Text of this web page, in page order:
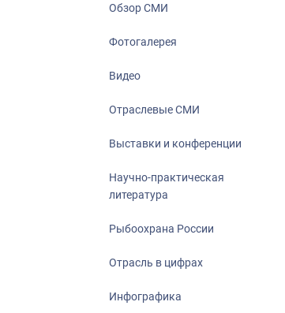
Обзор СМИ
Фотогалерея
Видео
Отраслевые СМИ
Выставки и конференции
Научно-практическая
литература
Рыбоохрана России
Отрасль в цифрах
Инфографика